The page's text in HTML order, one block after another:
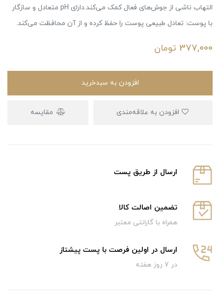
التهاب ناشی از جوش‌های فعال کمک می‌کند.دارای pH متعادل و سازگار
با پوست: تعادل طبیعی پوست را حفظ کرده و از آن محافظت می‌کند.
377,000 تومان
افزودن به سبدخرید
مقایسه
ارسال از طریق پست
تضمین اصالت کالا
همراه با گارانتی معتبر
ارسال در اولین فرصت با پست پیشتاز
در 7 روز هفته